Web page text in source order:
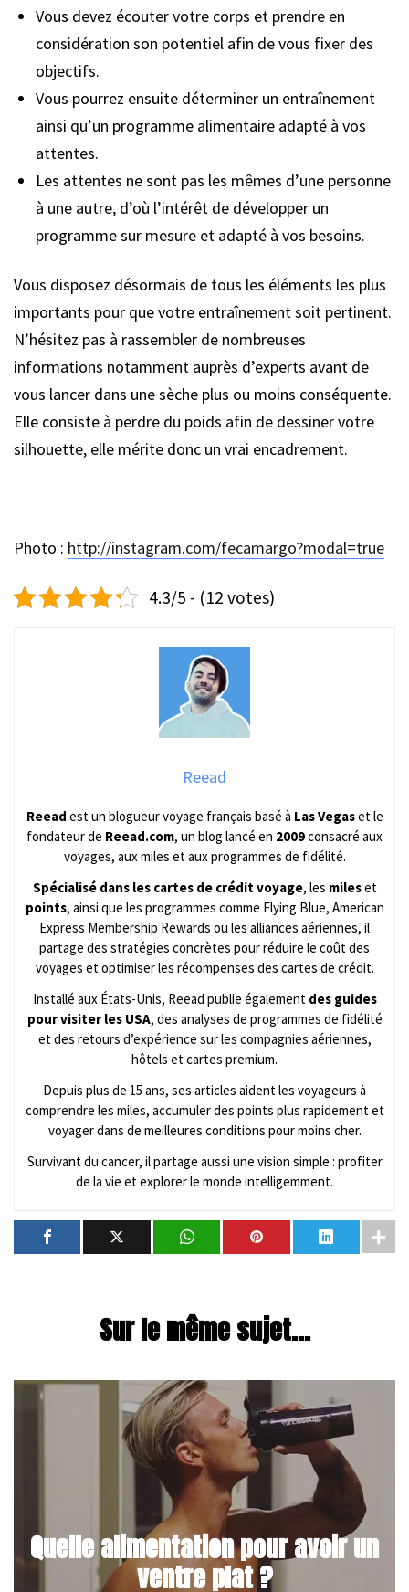
Vous devez écouter votre corps et prendre en
considération son potentiel afin de vous fixer des
objectifs.
Vous pourrez ensuite déterminer un entraînement
ainsi qu’un programme alimentaire adapté à vos
attentes.
Les attentes ne sont pas les mêmes d’une personne
à une autre, d’où l’intérêt de développer un
programme sur mesure et adapté à vos besoins.
Vous disposez désormais de tous les éléments les plus
importants pour que votre entraînement soit pertinent.
N’hésitez pas à rassembler de nombreuses
informations notamment auprès d’experts avant de
vous lancer dans une sèche plus ou moins conséquente.
Elle consiste à perdre du poids afin de dessiner votre
silhouette, elle mérite donc un vrai encadrement.
Photo : http://instagram.com/fecamargo?modal=true
4.3/5 - (12 votes)
Reead
Reead est un blogueur voyage français basé à Las Vegaset le
fondateur de Reead.com, un blog lancé en 2009consacré aux
voyages, aux miles et aux programmes de fidélité.
Spécialisé dans les cartes de crédit voyage, les mileset
points, ainsi que les programmes comme Flying Blue, American
Express Membership Rewards ou les alliances aériennes, il
partage des stratégies concrètes pour réduire le coût des
voyages et optimiser les récompenses des cartes de crédit.
Installé aux États-Unis, Reead publie également des guides
pour visiter les USA, des analyses de programmes de fidélité
et des retours d’expérience sur les compagnies aériennes,
hôtels et cartes premium.
Depuis plus de 15 ans, ses articles aident les voyageurs à
comprendre les miles, accumuler des points plus rapidement et
voyager dans de meilleures conditions pour moins cher.
Survivant du cancer, il partage aussi une vision simple : profiter
de la vie et explorer le monde intelligemment.
Sur le même sujet...
Quelle alimentation pour avoir un
ventre plat ?